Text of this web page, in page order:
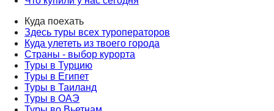
Куда поехать
Здесь туры всех туроператоров
Куда улететь из твоего города
Страны - выбор курорта
Туры в Турцию
Туры в Египет
Туры в Таиланд
Туры в ОАЭ